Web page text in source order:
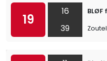
19
16
39
BLØF